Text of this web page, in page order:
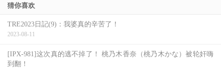
猜你喜欢
TRE2023日記(9)：我婆真的辛苦了！
2023-08-11
[IPX-981]这次真的逃不掉了！ 桃乃木香奈（桃乃木かな）被轮奸嗨
到翻！